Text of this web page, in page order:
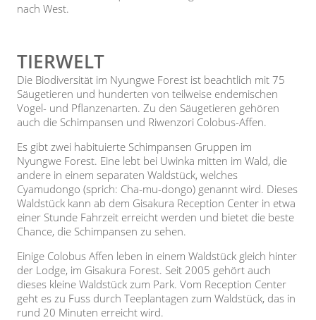
nach West.
TIERWELT
Die Biodiversität im Nyungwe Forest ist beachtlich mit 75
Säugetieren und hunderten von teilweise endemischen
Vogel- und Pflanzenarten. Zu den Säugetieren gehören
auch die Schimpansen und Riwenzori Colobus-Affen.
Es gibt zwei habituierte Schimpansen Gruppen im
Nyungwe Forest. Eine lebt bei Uwinka mitten im Wald, die
andere in einem separaten Waldstück, welches
Cyamudongo (sprich: Cha-mu-dongo) genannt wird. Dieses
Waldstück kann ab dem Gisakura Reception Center in etwa
einer Stunde Fahrzeit erreicht werden und bietet die beste
Chance, die Schimpansen zu sehen.
Einige Colobus Affen leben in einem Waldstück gleich hinter
der Lodge, im Gisakura Forest. Seit 2005 gehört auch
dieses kleine Waldstück zum Park. Vom Reception Center
geht es zu Fuss durch Teeplantagen zum Waldstück, das in
rund 20 Minuten erreicht wird.